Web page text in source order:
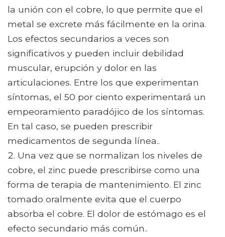
la unión con el cobre, lo que permite que el
metal se excrete más fácilmente en la orina.
Los efectos secundarios a veces son
significativos y pueden incluir debilidad
muscular, erupción y dolor en las
articulaciones. Entre los que experimentan
síntomas, el 50 por ciento experimentará un
empeoramiento paradójico de los síntomas.
En tal caso, se pueden prescribir
medicamentos de segunda línea..
Una vez que se normalizan los niveles de
cobre, el zinc puede prescribirse como una
forma de terapia de mantenimiento. El zinc
tomado oralmente evita que el cuerpo
absorba el cobre. El dolor de estómago es el
efecto secundario más común..